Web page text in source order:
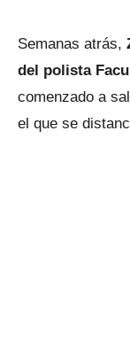
Semanas atrás,
del polista
comenzado a
el que se